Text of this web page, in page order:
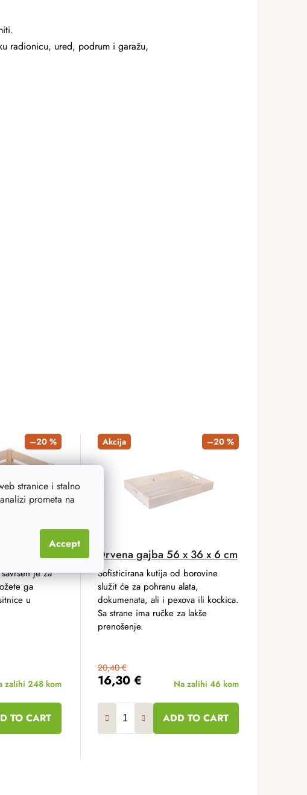
stranice i stalno
prometa na
Accept
radionicu, ured, podrum i garažu,
–20 %
zalihi 248 kom
TO CART
je za
ga
u
Akcija –20 %
Drvena gajba 56 x 36 x 6 cm
16,30 €
20,40 €
Na zalihi 46 kom
ADD TO CART
Sofisticirana kutija od borovine
služit će za pohranu alata,
dokumenata, ali i pexova ili kockica.
Sa strane ima ručke za lakše
prenošenje.